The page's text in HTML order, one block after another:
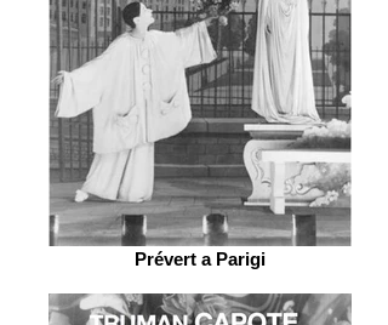
Prévert a Parigi